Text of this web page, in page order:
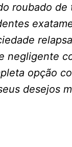
roubado de
negligente
opção
desejos